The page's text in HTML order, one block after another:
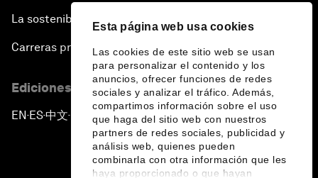
Esta página web usa cookies
Las cookies de este sitio web se usan
para personalizar el contenido y los
anuncios, ofrecer funciones de redes
sociales y analizar el tráfico. Además,
compartimos información sobre el uso
que haga del sitio web con nuestros
partners de redes sociales, publicidad y
análisis web, quienes pueden
combinarla con otra información que les
haya proporcionado o que hayan
La sostenibilidad en el Foro
Carreras profesionales
Ediciones en otros idiomas
EN ▪ES▪中文▪ 日本語